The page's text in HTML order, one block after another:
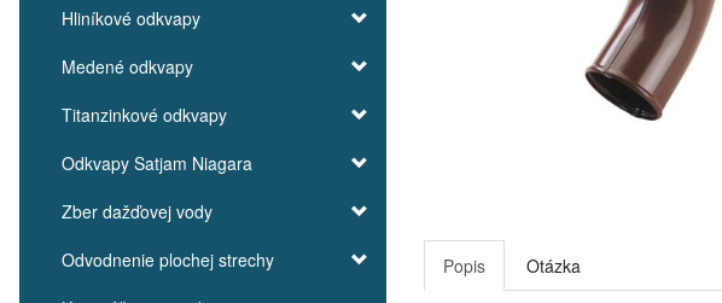
Hliníkové odkvapy
Medené odkvapy
Titanzinkové odkvapy
Odkvapy Satjam Niagara
Zber dažďovej vody
Odvodnenie plochej strechy
Popis Otázka